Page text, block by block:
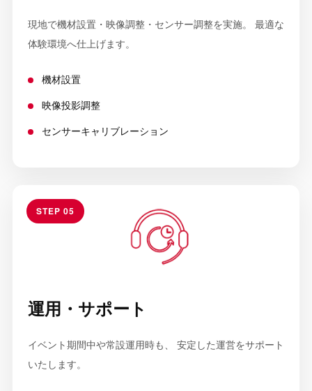
現地で機材設置・映像調整・センサー調整を実施。 最適な
体験環境へ仕上げます。
機材設置
映像投影調整
センサーキャリブレーション
STEP 05
運用・サポート
イベント期間中や常設運用時も、 安定した運営をサポート
いたします。